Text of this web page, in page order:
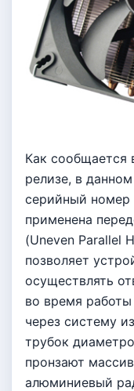
Как сообщается
релизе, в
серийный номер
применена
(Uneven Parallel
позволяет
осуществлять
во время работы
через систему
трубок
пронзают
алюминиевый